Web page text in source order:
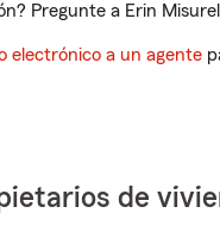
Pregunte a Erin
electrónico a un agente
de